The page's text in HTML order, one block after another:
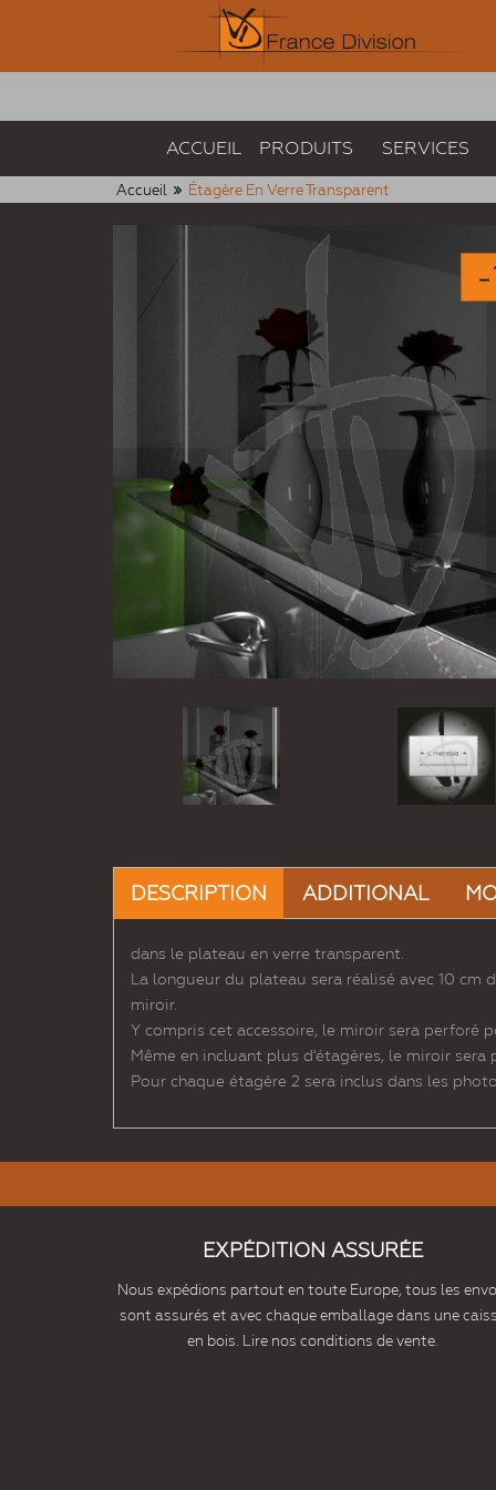
ACCUEIL PRODUITS SERVICES
Accueil Étagère En Verre Transparent
DESCRIPTION ADDITIONAL
dans le plateau en verre transparent.
La longueur du plateau sera réalisé avec 10 cm
miroir.
Y compris cet accessoire, le miroir sera perforé
Même en incluant plus d'étagères, le miroir
Pour chaque étagère 2 sera inclus dans les
EXPÉDITION ASSURÉE
Nous expédions partout en toute Europe, tous les
sont assurés et avec chaque emballage dans une
en bois. Lire nos conditions de vente.